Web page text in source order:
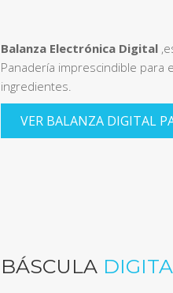
Balanza Electrónica Digital
Panadería imprescindible para
ingredientes.
VER BALANZA DIGITAL
BÁSCULA